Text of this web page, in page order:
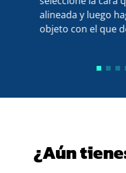
alineada y luego
objeto con el que
¿Aún